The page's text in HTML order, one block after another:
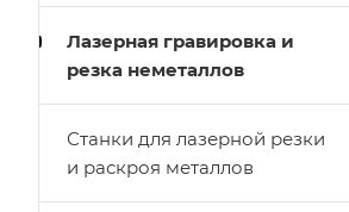
Лазерная гравировка и
резка неметаллов
Станки для лазерной резки
и раскроя металлов